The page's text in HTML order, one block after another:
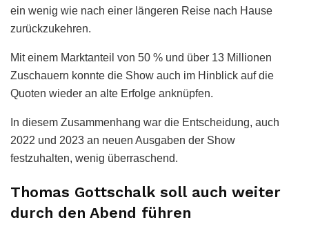
ein wenig wie nach einer längeren Reise nach Hause
zurückzukehren.
Mit einem Marktanteil von 50 % und über 13 Millionen
Zuschauern konnte die Show auch im Hinblick auf die
Quoten wieder an alte Erfolge anknüpfen.
In diesem Zusammenhang war die Entscheidung, auch
2022 und 2023 an neuen Ausgaben der Show
festzuhalten, wenig überraschend.
Thomas Gottschalk soll auch weiter
durch den Abend führen